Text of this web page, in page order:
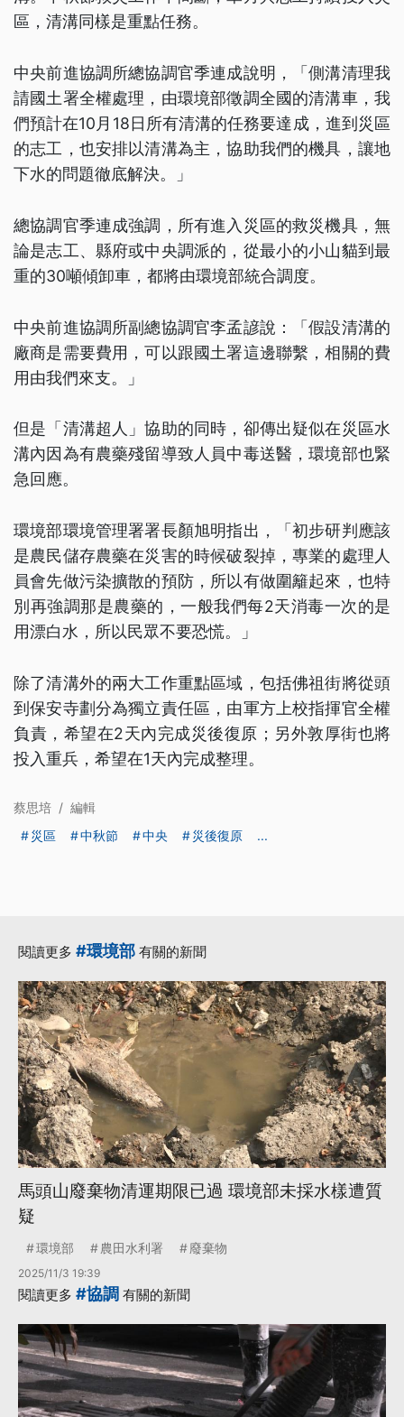
區，清溝同樣是重點任務。
中央前進協調所總協調官季連成說明，「側溝清理我
請國土署全權處理，由環境部徵調全國的清溝車，我
們預計在10月18日所有清溝的任務要達成，進到災區
的志工，也安排以清溝為主，協助我們的機具，讓地
下水的問題徹底解決。」
總協調官季連成強調，所有進入災區的救災機具，無
論是志工、縣府或中央調派的，從最小的小山貓到最
重的30噸傾卸車，都將由環境部統合調度。
中央前進協調所副總協調官李孟諺說：「假設清溝的
廠商是需要費用，可以跟國土署這邊聯繫，相關的費
用由我們來支。」
但是「清溝超人」協助的同時，卻傳出疑似在災區水
溝內因為有農藥殘留導致人員中毒送醫，環境部也緊
急回應。
環境部環境管理署署長顏旭明指出，「初步研判應該
是農民儲存農藥在災害的時候破裂掉，專業的處理人
員會先做污染擴散的預防，所以有做圍籬起來，也特
別再強調那是農藥的，一般我們每2天消毒一次的是
用漂白水，所以民眾不要恐慌。」
除了清溝外的兩大工作重點區域，包括佛祖街將從頭
到保安寺劃分為獨立責任區，由軍方上校指揮官全權
負責，希望在2天內完成災後復原；另外敦厚街也將
投入重兵，希望在1天內完成整理。
蔡思培 / 編輯
災區
中秋節 中央 災後復原 ...
閱讀更多 #環境部 有關的新聞
馬頭山廢棄物清運期限已過 環境部未採水樣遭質
疑
環境部 農田水利署 廢棄物
2025/11/3 19:39
閱讀更多 #協調 有關的新聞